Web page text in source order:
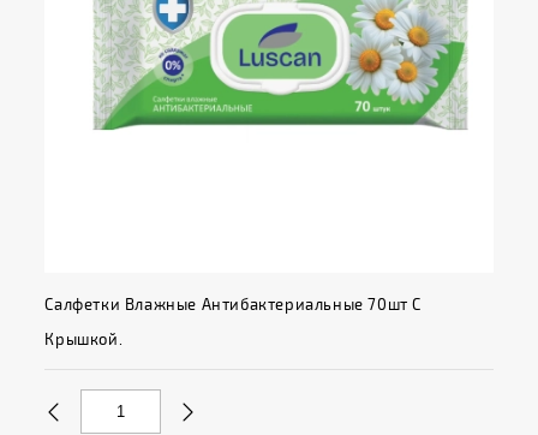
Салфетки Влажные Антибактериальные 70шт С
Крышкой.